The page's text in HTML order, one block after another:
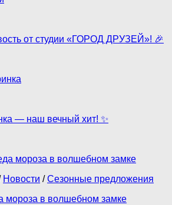
от студии «ГОРОД ДРУЗЕЙ»! 🎉
— наш вечный хит! ✨
Новости /Сезонные предложения
мороза в волшебном замке